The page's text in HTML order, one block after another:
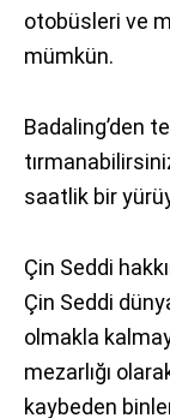
otobüsleri ve
mümkün.
Badaling’den
saatlik bir
Çin Seddi
Çin Seddi
olmakla
mezarlığı
kaybeden